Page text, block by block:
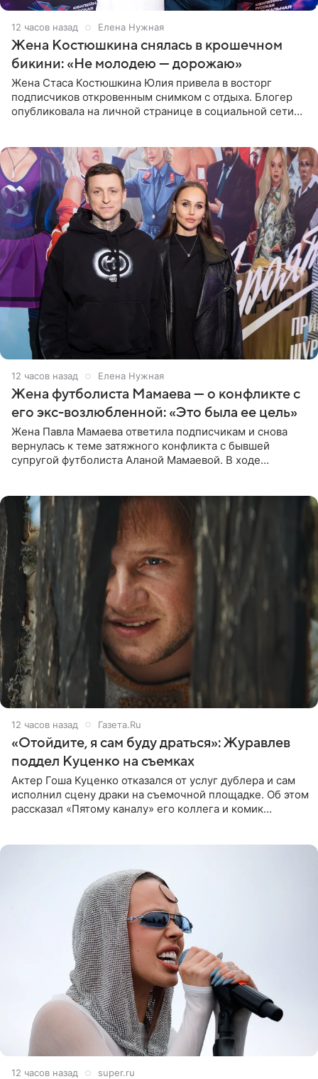
12 часов назад Елена Нужная
Жена Костюшкина снялась в крошечном
бикини: «Не молодею — дорожаю»
Жена Стаса Костюшкина Юлия привела в восторг
подписчиков откровенным снимком с отдыха. Блогер
опубликовала на личной странице в социальной сети
12 часов назад Елена Нужная
Жена футболиста Мамаева — о конфликте с
его экс-возлюбленной: «Это была ее цель»
Жена Павла Мамаева ответила подписчикам и снова
вернулась к теме затяжного конфликта с бывшей
супругой футболиста Аланой Мамаевой. В ходе
12 часов назад Газета.Ru
«Отойдите, я сам буду драться»: Журавлев
поддел Куценко на съемках
Актер Гоша Куценко отказался от услуг дублера и сам
исполнил сцену драки на съемочной площадке. Об этом
рассказал «Пятому каналу» его коллега и комик
12 часов назад super.ru